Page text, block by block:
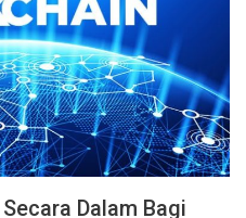
Dalam Bagi